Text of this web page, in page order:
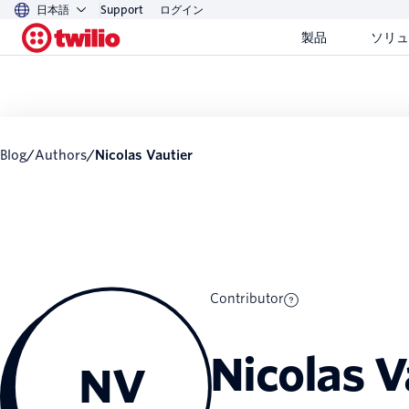
日本語 Support ログイン
製品 ソリ
Blog/ Authors/ Nicolas Vautier
NV
Contributor
Nicolas